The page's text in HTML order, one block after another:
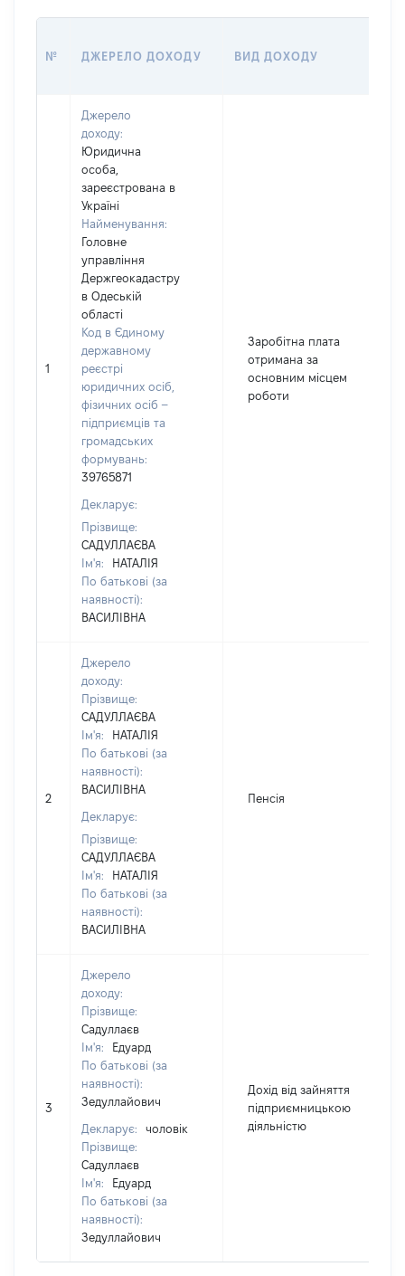
№ ДЖЕРЕЛО ДОХОДУ ВИД ДОХОДУ
1
Джерело
доходу:
Юридична
особа,
зареєстрована в
Україні
Найменування:
Головне
управління
Держгеокадастру
в Одеській
області
Код в Єдиному
державному
реєстрі
юридичних осіб,
фізичних осіб –
підприємців та
громадських
формувань:
39765871
Декларує:
Прізвище:
САДУЛЛАЄВА
Ім'я:
НАТАЛІЯ
По батькові (за
наявності):
ВАСИЛІВНА
Заробітна плата
отримана за
основним місцем
роботи
2
Джерело
доходу:
Прізвище:
САДУЛЛАЄВА
Ім'я:
НАТАЛІЯ
По батькові (за
наявності):
ВАСИЛІВНА
Декларує:
Прізвище:
САДУЛЛАЄВА
Ім'я:
НАТАЛІЯ
По батькові (за
наявності):
ВАСИЛІВНА
Пенсія
3
Джерело
доходу:
Прізвище:
Садуллаєв
Ім'я:
Едуард
По батькові (за
наявності):
Зедуллайович
Декларує:
чоловік
Прізвище:
Садуллаєв
Ім'я:
Едуард
По батькові (за
наявності):
Зедуллайович
Дохід від зайняття
підприємницькою
діяльністю